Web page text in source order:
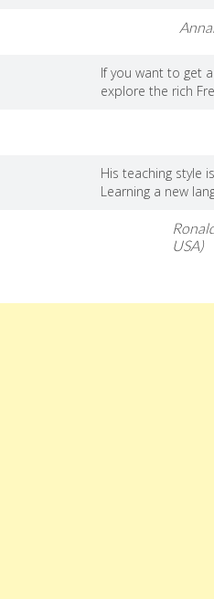
If you want to get
explore the rich
His teaching style
Learning a new
USA)